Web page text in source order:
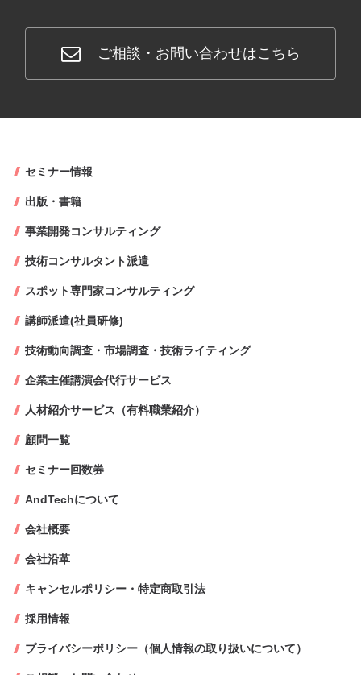
ご相談・お問い合わせはこちら
セミナー情報
出版・書籍
事業開発コンサルティング
技術コンサルタント派遣
スポット専門家コンサルティング
講師派遣(社員研修)
技術動向調査・市場調査・技術ライティング
企業主催講演会代行サービス
人材紹介サービス（有料職業紹介）
顧問一覧
セミナー回数券
AndTechについて
会社概要
会社沿革
キャンセルポリシー・特定商取引法
採用情報
プライバシーポリシー（個人情報の取り扱いについて）